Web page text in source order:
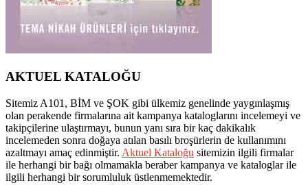
AKTUEL KATALOĞU
Sitemiz A101, BİM ve ŞOK gibi ülkemiz genelinde yaygınlaşmış
olan perakende firmalarına ait kampanya kataloglarını incelemeyi ve
takipçilerine ulaştırmayı, bunun yanı sıra bir kaç dakikalık
incelemeden sonra doğaya atılan basılı broşürlerin de kullanımını
azaltmayı amaç edinmiştir. Aktuel Kataloğu sitemizin ilgili firmalar
ile herhangi bir bağı olmamakla beraber kampanya ve kataloglar ile
ilgili herhangi bir sorumluluk üstlenmemektedir.